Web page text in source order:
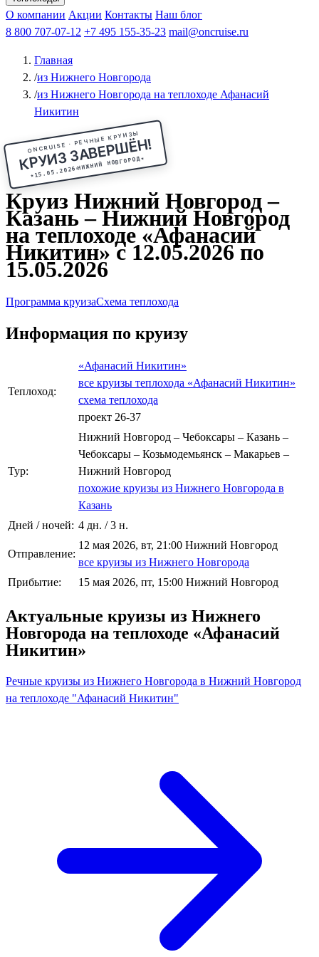
Чебоксарыиз Волгоградаиз Саратова Все города
КазаньВ Нижний НовгородВ ПермьВ Ростов-на-Дону
РыбинскНа СоловкиНа ВалаамПо ОкеПо Енисею
Афанасий Никитин Октябрьская революция
ФединАлександр СвешниковИван
МироновА.С.Попов
О компании Акции Контакты Наш блог
8 800 707-07-12 +7 495 155-35-23 mail@oncruise.ru
Главная
/из Нижнего Новгорода
/из Нижнего Новгорода на теплоходе Афанасий
Никитин
ONCRUISE · РЕЧНЫЕ КРУИЗЫ
КРУИЗ ЗАВЕРШЁН!
★ 15.05.2026
НИЖНИЙ НОВГОРОД★
Круиз Нижний Новгород –
Казань – Нижний Новгород
на теплоходе «Афанасий
Никитин» с 12.05.2026 по
15.05.2026
Программа круизаСхема теплохода
Информация по круизу
Теплоход:
«Афанасий Никитин»
все круизы теплохода «Афанасий Никитин»
схема теплохода
проект 26-37
Тур:
Нижний Новгород – Чебоксары – Казань –
Чебоксары – Козьмодемьянск – Макарьев –
Нижний Новгород
похожие круизы из Нижнего Новгорода в
Казань
Дней / ночей: 4 дн. / 3 н.
Отправление:
12 мая 2026, вт, 21:00 Нижний Новгород
все круизы из Нижнего Новгорода
Прибытие:
15 мая 2026, пт, 15:00 Нижний Новгород
Актуальные круизы из Нижнего
Новгорода на теплоходе «Афанасий
Никитин»
Речные круизы из Нижнего Новгорода в Нижний Новгород
на теплоходе "Афанасий Никитин"